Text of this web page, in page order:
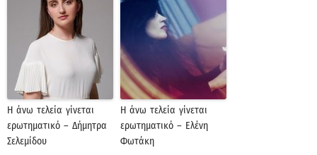
Η άνω τελεία γίνεται
ερωτηματικό – Δήμητρα
Σελεμίδου
Η άνω τελεία γίνεται
ερωτηματικό – Ελένη
Φωτάκη